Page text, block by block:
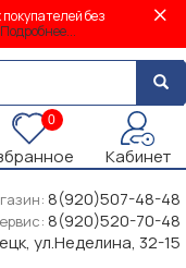
без
Подробнее...
0
Кабинет
8(920)507-48-48
8(920)520-70-48
ул.Неделина, 32-15